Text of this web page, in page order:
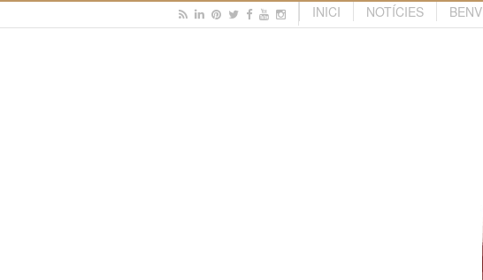
INICI NOTÍCIES